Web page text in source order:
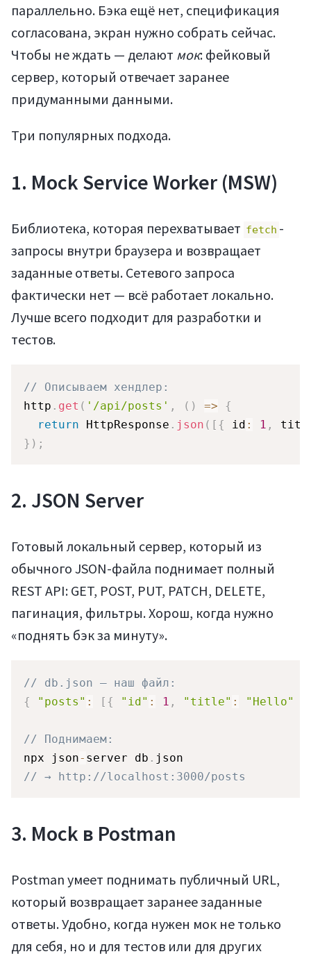
Войти
параллельно. Бэка ещё нет, спецификация
согласована, экран нужно собрать сейчас.
Чтобы не ждать — делают мок: фейковый
сервер, который отвечает заранее
придуманными данными.
Три популярных подхода.
1. Mock Service Worker (MSW)
Библиотека, которая перехватывает fetch -
запросы внутри браузера и возвращает
заданные ответы. Сетевого запроса
фактически нет — всё работает локально.
Лучше всего подходит для разработки и
тестов.
// Описываем хендлер:
http . get ( '/api/posts' , ( ) =>
{
return HttpResponse . json ( [ { id : 1 ,
} ) ;
2. JSON Server
Готовый локальный сервер, который из
обычного JSON-файла поднимает полный
REST API: GET, POST, PUT, PATCH, DELETE,
пагинация, фильтры. Хорош, когда нужно
«поднять бэк за минуту».
// db.json — наш файл:
{
"posts" : [ { "id" : 1 , "title" : "Hello"
// Поднимаем:
npx json- server db .
// → http://localhost:3000/posts
3. Mock в Postman
Postman умеет поднимать публичный URL,
который возвращает заранее заданные
ответы. Удобно, когда нужен мок не только
для себя, но и для тестов или для других